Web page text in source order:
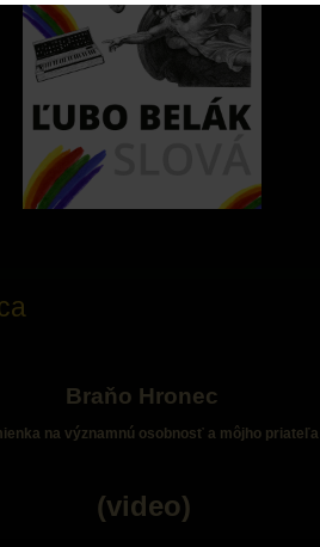
Braňo Hronec
na významnú osobnosť a môjho priateľa
(video)